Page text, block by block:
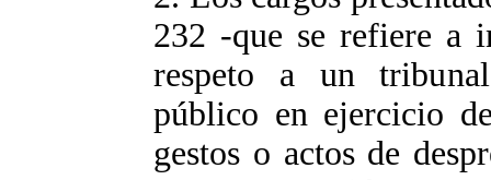
232 -que se refiere a
respeto a un
público en ejercicio
gestos o actos de